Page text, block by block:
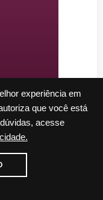
experiência em
que você está
acesse
2021
informativos